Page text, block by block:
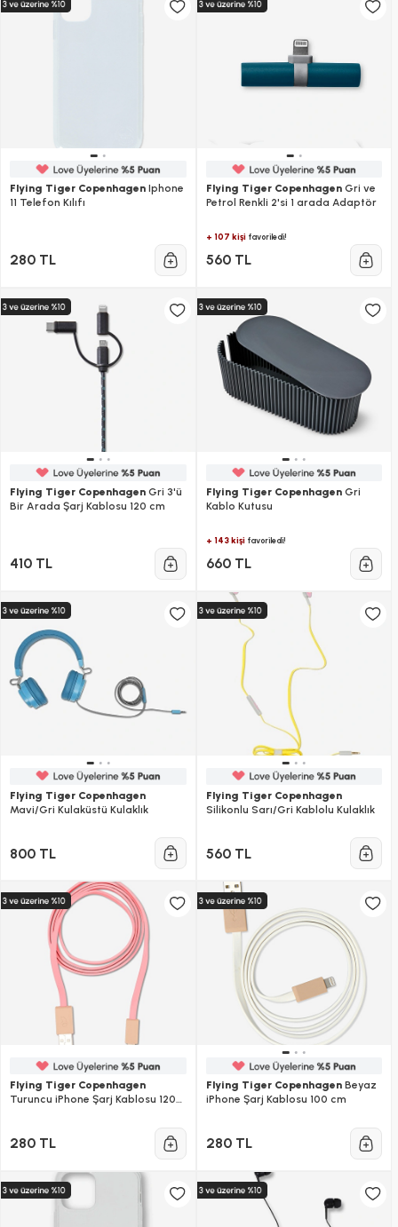
Flying Tiger Copenhagen Iphone
11 Telefon Kılıfı
280 TL
Flying Tiger CopenhagenGri ve
Petrol Renkli 2'si 1 arada Adaptör
+ 107 kişifavoriledi!
560 TL
Flying Tiger Copenhagen Gri 3'ü
Bir Arada Şarj Kablosu 120 cm
410 TL
Flying Tiger CopenhagenGri
Kablo Kutusu
+ 143 kişifavoriledi!
660 TL
Flying Tiger Copenhagen
Mavi/Gri Kulaküstü Kulaklık
800 TL
Flying Tiger Copenhagen
Silikonlu Sarı/Gri Kablolu Kulaklık
560 TL
Flying Tiger Copenhagen
Turuncu iPhone Şarj Kablosu 120
280 TL
Flying Tiger CopenhagenBeyaz
iPhone Şarj Kablosu 100 cm
280 TL